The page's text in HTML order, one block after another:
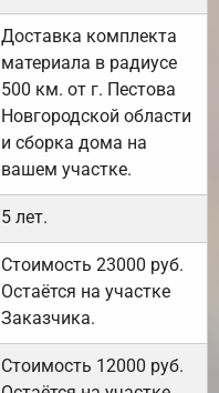
Доставка комплекта
материала в радиусе
500 км. от г. Пестова
Новгородской области
и сборка дома на
вашем участке.
5 лет.
Стоимость 23000 руб.
Остаётся на участке
Заказчика.
Стоимость 12000 руб.